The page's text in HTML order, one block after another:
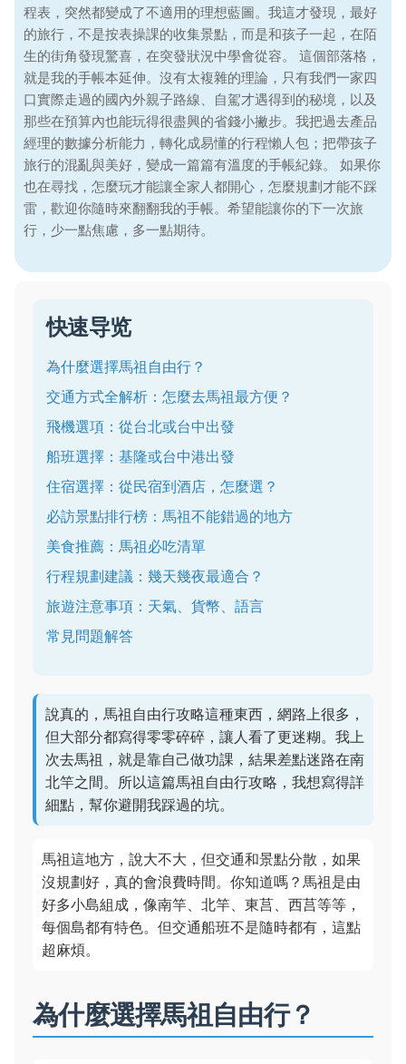
程表，突然都變成了不適用的理想藍圖。我這才發現，最好
的旅行，不是按表操課的收集景點，而是和孩子一起，在陌
生的街角發現驚喜，在突發狀況中學會從容。 這個部落格，
就是我的手帳本延伸。沒有太複雜的理論，只有我們一家四
口實際走過的國內外親子路線、自駕才遇得到的秘境，以及
那些在預算內也能玩得很盡興的省錢小撇步。我把過去產品
經理的數據分析能力，轉化成易懂的行程懶人包；把帶孩子
旅行的混亂與美好，變成一篇篇有溫度的手帳紀錄。 如果你
也在尋找，怎麼玩才能讓全家人都開心，怎麼規劃才能不踩
雷，歡迎你隨時來翻翻我的手帳。希望能讓你的下一次旅
行，少一點焦慮，多一點期待。
快速导览
為什麼選擇馬祖自由行？
交通方式全解析：怎麼去馬祖最方便？
飛機選項：從台北或台中出發
船班選擇：基隆或台中港出發
住宿選擇：從民宿到酒店，怎麼選？
必訪景點排行榜：馬祖不能錯過的地方
美食推薦：馬祖必吃清單
行程規劃建議：幾天幾夜最適合？
旅遊注意事項：天氣、貨幣、語言
常見問題解答
說真的，馬祖自由行攻略這種東西，網路上很多，
但大部分都寫得零零碎碎，讓人看了更迷糊。我上
次去馬祖，就是靠自己做功課，結果差點迷路在南
北竿之間。所以這篇馬祖自由行攻略，我想寫得詳
細點，幫你避開我踩過的坑。
馬祖這地方，說大不大，但交通和景點分散，如果
沒規劃好，真的會浪費時間。你知道嗎？馬祖是由
好多小島組成，像南竿、北竿、東莒、西莒等等，
每個島都有特色。但交通船班不是隨時都有，這點
超麻煩。
為什麼選擇馬祖自由行？